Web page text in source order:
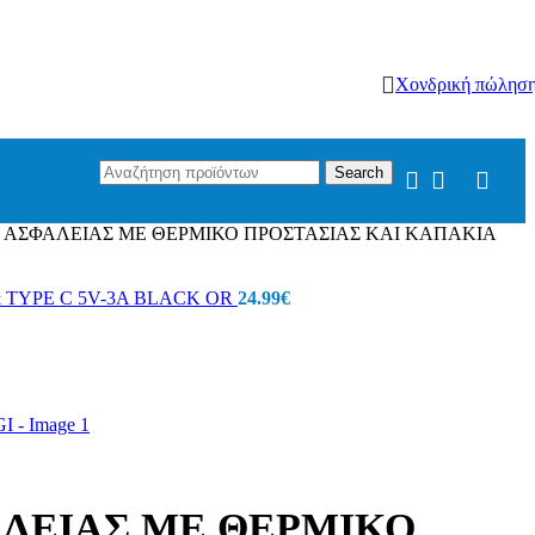
Χονδρική
Search
ΜΕ ΘΕΡΜΙΚΟ ΠΡΟΣΤΑΣΙΑΣ ΚΑΙ ΚΑΠΑΚΙΑ
TYPE C 5V-3A BLACK OR 24.99€